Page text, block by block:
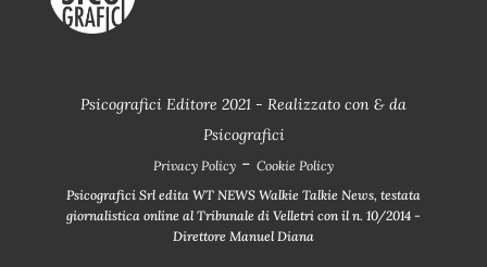
Psicografici Editore 2021 - Realizzato con & da
Psicografici
Privacy Policy - Cookie Policy
Psicografici Srl edita WT NEWS Walkie Talkie News, testata
giornalistica online al Tribunale di Velletri con il n. 10/2014 -
Direttore Manuel Diana